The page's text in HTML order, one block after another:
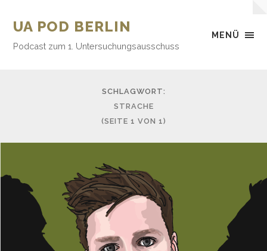
MENÜ
UA POD BERLIN
Podcast zum 1. Untersuchungsausschuss
SCHLAGWORT:
STRACHE
(SEITE 1 VON 1)